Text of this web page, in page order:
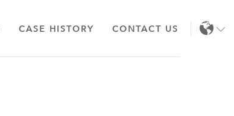
CASE HISTORY CONTACT US